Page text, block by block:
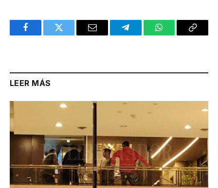
FacebookTwitter Email TelegramWhatsAppCopy
LEER MÁS